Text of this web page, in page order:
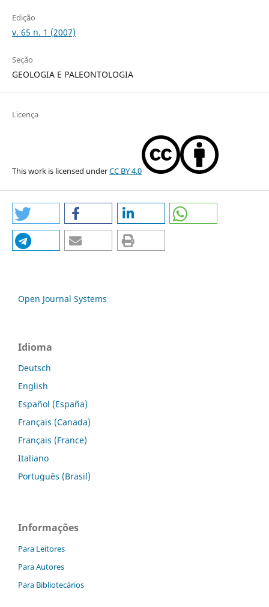
Edição
v. 65 n. 1 (2007)
Seção
GEOLOGIA E PALEONTOLOGIA
Licença
This work is licensed underCC BY 4.0
Open Journal Systems
Idioma
Deutsch
English
Español (España)
Français (Canada)
Français (France)
Italiano
Português (Brasil)
Informações
Para Leitores
Para Autores
Para Bibliotecários